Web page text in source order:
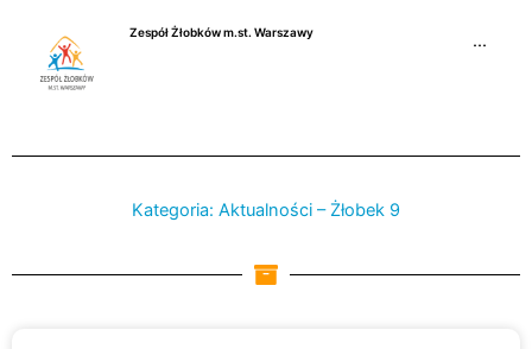
Zespół Żłobków m.st. Warszawy
···
Kategoria: Aktualności – Żłobek 9